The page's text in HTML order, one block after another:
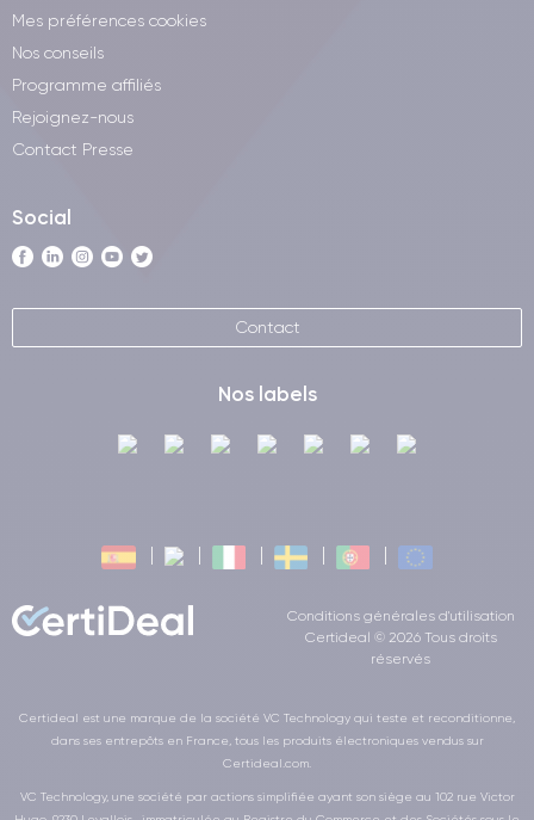
Mes préférences cookies
Nos conseils
Programme affiliés
Rejoignez-nous
Contact Presse
Social
Contact
Nos labels
Conditions générales d'utilisation
Certideal © 2026 Tous droits
réservés
Certideal est une marque de la société VC Technology qui teste et reconditionne,
dans ses entrepôts en France, tous les produits électroniques vendus sur
Certideal.com.
VC Technology, une société par actions simplifiée ayant son siège au 102 rue Victor